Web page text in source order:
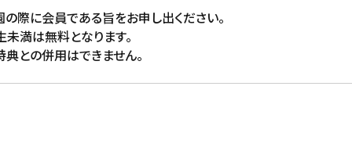
際に会員である旨をお申し出ください。
満は無料となります。
との併用はできません。